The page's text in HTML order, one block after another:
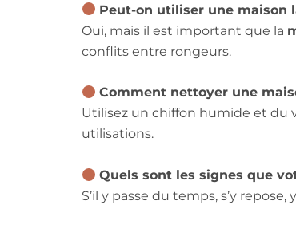
Peut-on utiliser une maison
Oui, mais il est important que la
conflits entre rongeurs.
Comment nettoyer une
Utilisez un chiffon humide et du
utilisations.
Quels sont les signes que
S’il y passe du temps, s’y